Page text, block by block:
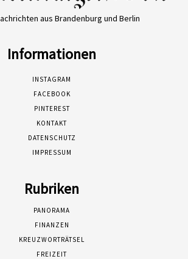
aus Brandenburg und Berlin
Informationen
INSTAGRAM
FACEBOOK
PINTEREST
KONTAKT
DATENSCHUTZ
IMPRESSUM
Rubriken
PANORAMA
FINANZEN
KREUZWORTRÄTSEL
FREIZEIT